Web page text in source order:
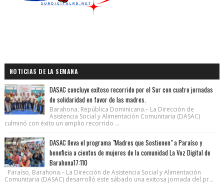
NOTICIAS DE LA SEMANA
DASAC concluye exitoso recorrido por el Sur con cuatro jornadas
de solidaridad en favor de las madres.
Barahona, República Dominicana.– La Dirección de
Asistencia Social y Alimentación Comunitaria (DASAC)
culminó con éxito un amplio recorrido ...
DASAC lleva el programa "Madres que Sostienen" a Paraíso y
beneficia a cientos de mujeres de la comunidad La Voz Digital de
Barahona17:110
Paraíso, Barahona.– La Dirección de Asistencia Social y Alimentación
Comunitaria (DASAC) desarrolló este sábado una exitosa jornada del pr...